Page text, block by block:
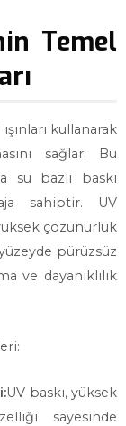
Temel
kullanarak
sağlar. Bu
su bazlı baskı
sahiptir. UV
çözünürlük
pürüzsüz
ve dayanıklılık
UV baskı, yüksek
sayesinde